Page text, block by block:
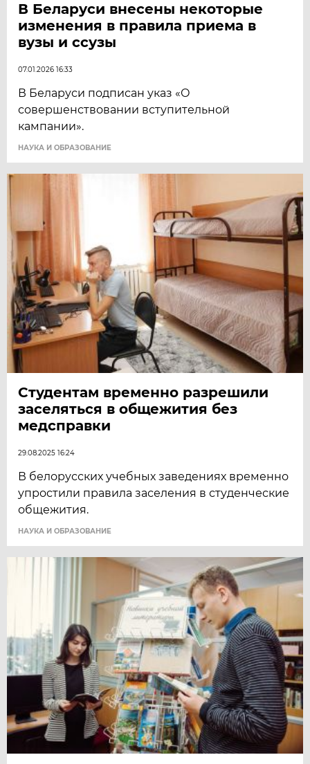
В Беларуси внесены некоторые
изменения в правила приема в
вузы и ссузы
07.01.2026 16:33
В Беларуси подписан указ «О
совершенствовании вступительной
кампании».
НАУКА И ОБРАЗОВАНИЕ
Студентам временно разрешили
заселяться в общежития без
медсправки
29.08.2025 16:24
В белорусских учебных заведениях временно
упростили правила заселения в студенческие
общежития.
НАУКА И ОБРАЗОВАНИЕ